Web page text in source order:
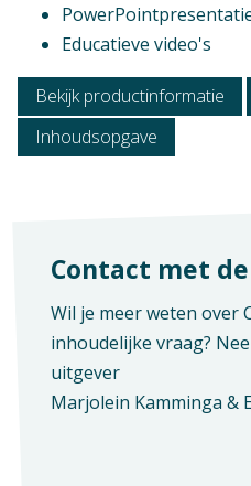
Examen / Kwalificatie /
Mbo - Handel en
(Nieuw: KD 2023) -
Crebo-nummer
25877
Aantal pagina's
137
Educatieve video's
Bekijk productinformatie
Inhoudsopgave
Contact met
Wil je meer weten over
inhoudelijke vraag?
uitgever
Marjolein Kamminga &